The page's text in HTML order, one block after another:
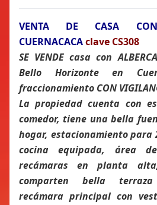
VENTA DE CASA
CUERNACACAclave CS308
SE VENDE casa con
Bello Horizonte en
fraccionamiento CON
La propiedad cuenta con
comedor, tiene una bella
hogar, estacionamiento para
cocina equipada, área
recámaras en planta
comparten bella
recámara principal con